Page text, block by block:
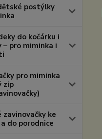
postýlky
do kočárku i
– pro miminka i
pro miminka
zip
zavinovačky ke
do porodnice